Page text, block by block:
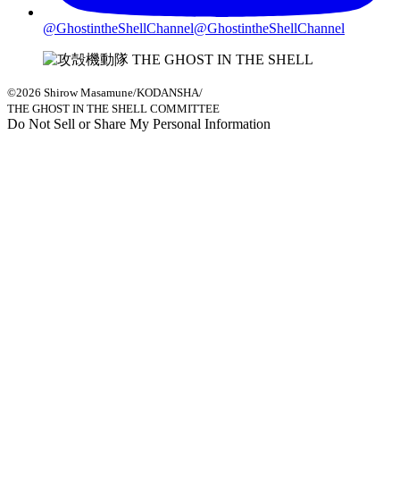
@GhostintheShellChannel@GhostintheShellChannel
©2026 Shirow Masamune/KODANSHA/
THE GHOST IN THE SHELL COMMITTEE
Do Not Sell or Share My Personal Information